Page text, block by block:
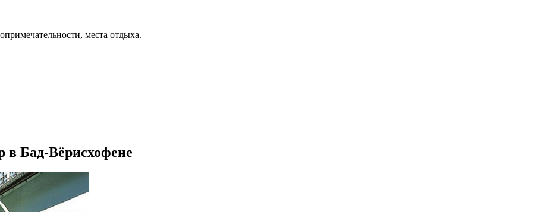
места отдыха.
в Бад-Вёрисхофене